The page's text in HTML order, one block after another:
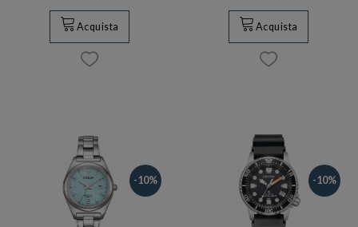
Acquista Acquista
-10% -10%